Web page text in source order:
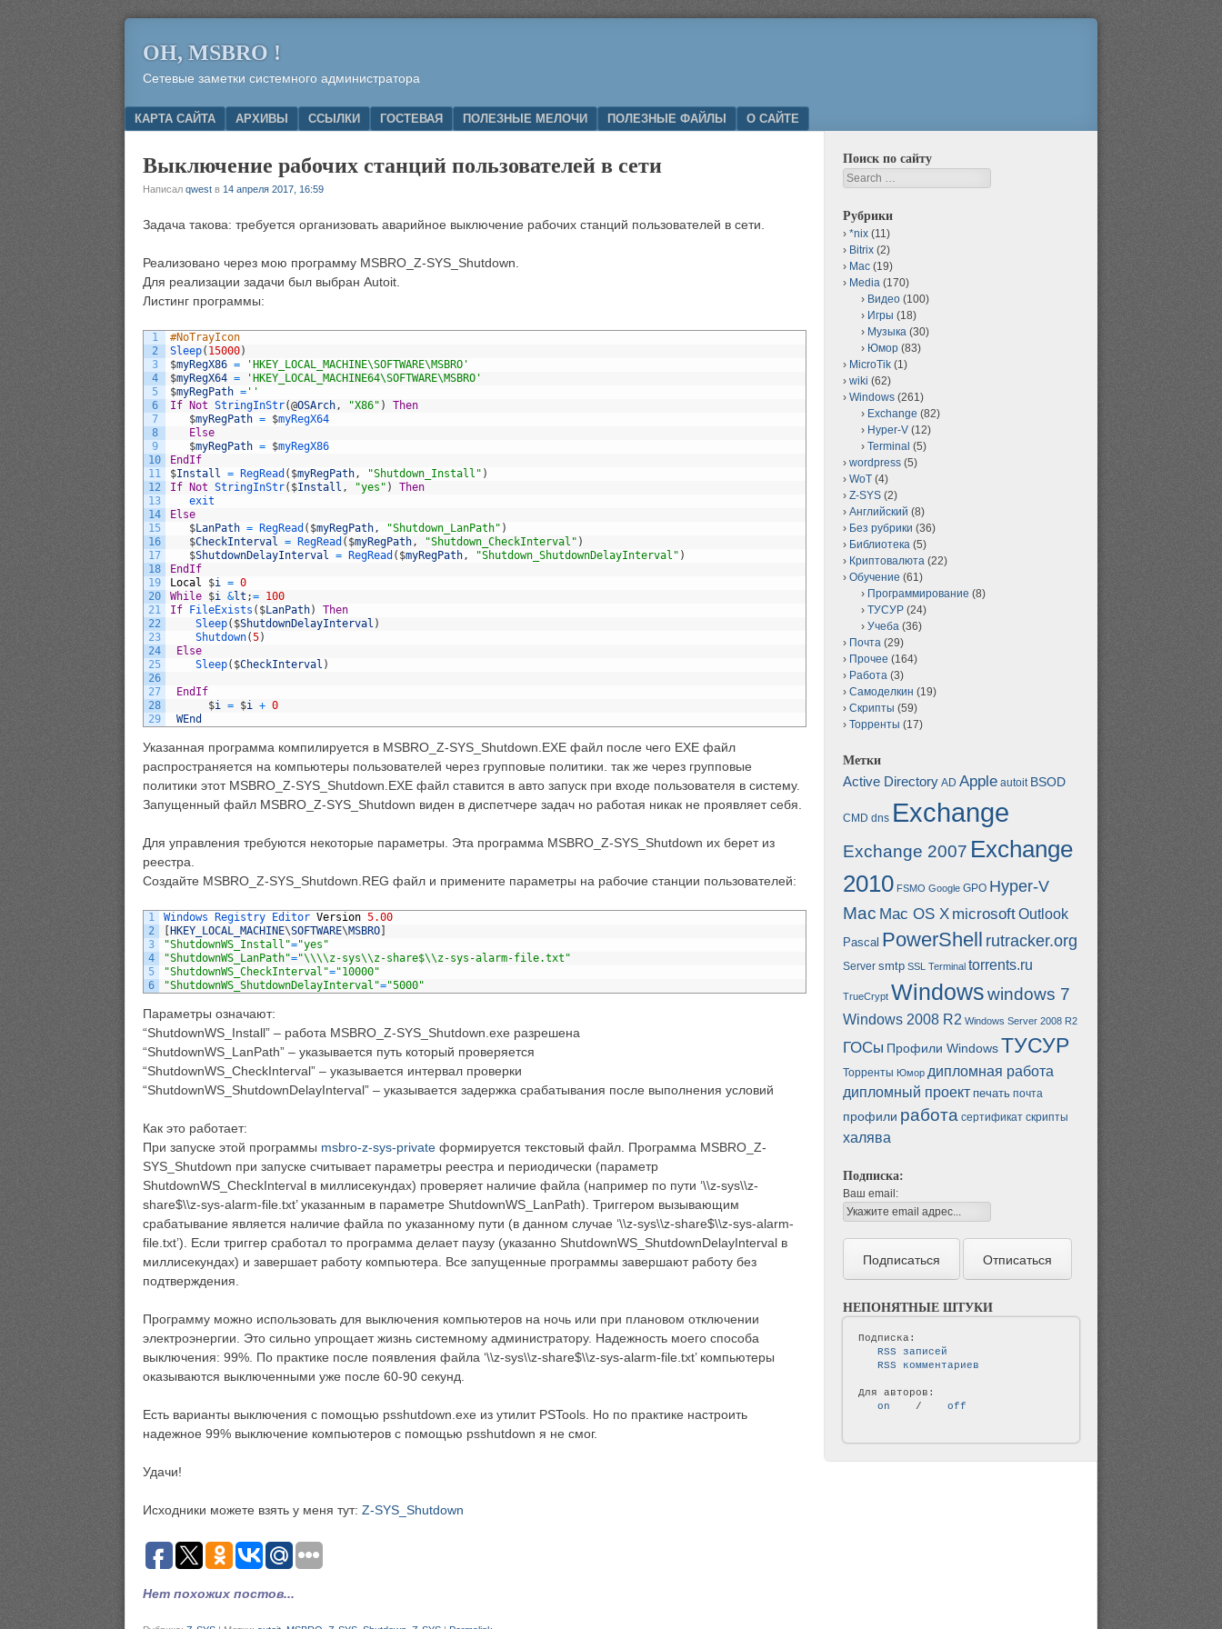
OH, MSBRO !
Сетевые заметки системного администратора
Menu
SKIP TO CONTENT
КАРТА САЙТА АРХИВЫ ССЫЛКИ ГОСТЕВАЯ ПОЛЕЗНЫЕ МЕЛОЧИ ПОЛЕЗНЫЕ ФАЙЛЫ О САЙТЕ
Выключение рабочих станций пользователей в сети
Написал qwest в 14 апреля 2017, 16:59
Задача такова: требуется организовать аварийное выключение рабочих станций пользователей в сети.
Реализовано через мою программу MSBRO_Z-SYS_Shutdown.
Для реализации задачи был выбран Autoit.
Листинг программы:
1
2
3
4
5
6
7
8
9
10
11
12
13
14
15
16
17
18
19
20
21
22
23
24
25
26
27
28
29
#NoTrayIcon
Sleep( 15000)
$myRegX86 =
'HKEY_LOCAL_MACHINE\SOFTWARE\MSBRO'
$myRegX64 =
'HKEY_LOCAL_MACHINE64\SOFTWARE\MSBRO'
$myRegPath = ''
If
Not StringInStr(@OSArch, "X86" )
Then
$myRegPath = $myRegX64
Else
$myRegPath = $myRegX86
EndIf
$Install = RegRead ( $myRegPath, "Shutdown_Install" )
If
Not StringInStr( $Install , "yes" )
Then
exit
Else
$LanPath = RegRead ( $myRegPath, "Shutdown_LanPath" )
$CheckInterval = RegRead ( $myRegPath, "Shutdown_CheckInterval" )
$ShutdownDelayInterval = RegRead ( $myRegPath, "Shutdown_ShutdownDelayInterval" )
EndIf
Local
$i = 0
While $i &lt ;= 100
If
FileExists ( $LanPath)
Then
Sleep( $ShutdownDelayInterval )
Shutdown(5)
Else
Sleep( $CheckInterval )
EndIf
$i = $i + 0
WEnd
Указанная программа компилируется в MSBRO_Z-SYS_Shutdown.EXE файл после чего EXE файл
распространяется на компьютеры пользователей через групповые политики. так же через групповые
политики этот MSBRO_Z-SYS_Shutdown.EXE файл ставится в авто запуск при входе пользователя в систему.
Запущенный файл MSBRO_Z-SYS_Shutdown виден в диспетчере задач но работая никак не проявляет себя.
Для управления требуются некоторые параметры. Эта программа MSBRO_Z-SYS_Shutdown их берет из
реестра.
Создайте MSBRO_Z-SYS_Shutdown.REG файл и примените параметры на рабочие станции пользователей:
1
2
3
4
5
6
Windows Registry Editor Version 5.00
HKEY_LOCAL_MACHINE\SOFTWARE\MSBRO
"ShutdownWS_Install"="yes"
"ShutdownWS_LanPath"="\\\\z-sys\\z-share$\\z-sys-alarm-file.txt"
"ShutdownWS_CheckInterval"="10000"
"ShutdownWS_ShutdownDelayInterval"="5000"
Параметры означают:
“ShutdownWS_Install” – работа MSBRO_Z-SYS_Shutdown.exe разрешена
“ShutdownWS_LanPath” – указывается путь который проверяется
“ShutdownWS_CheckInterval” – указывается интервал проверки
“ShutdownWS_ShutdownDelayInterval” – указывается задержка срабатывания после выполнения условий
Как это работает:
При запуске этой программы msbro-z-sys-private формируется текстовый файл. Программа MSBRO_Z-
SYS_Shutdown при запуске считывает параметры реестра и периодически (параметр
ShutdownWS_CheckInterval в миллисекундах) проверяет наличие файла (например по пути ‘\\z-sys\\z-
share$\\z-sys-alarm-file.txt’ указанным в параметре ShutdownWS_LanPath). Триггером вызывающим
срабатывание является наличие файла по указанному пути (в данном случае ‘\\z-sys\\z-share$\\z-sys-alarm-
file.txt’). Если триггер сработал то программа делает паузу (указанно ShutdownWS_ShutdownDelayInterval в
миллисекундах) и завершает работу компьютера. Все запущенные программы завершают работу без
подтверждения.
Программу можно использовать для выключения компьютеров на ночь или при плановом отключении
электроэнергии. Это сильно упрощает жизнь системному администратору. Надежность моего способа
выключения: 99%. По практике после появления файла ‘\\z-sys\\z-share$\\z-sys-alarm-file.txt’ компьютеры
оказываются выключенными уже после 60-90 секунд.
Есть варианты выключения с помощью psshutdown.exe из утилит PSTools. Но по практике настроить
надежное 99% выключение компьютеров с помощью psshutdown я не смог.
Удачи!
Исходники можете взять у меня тут: Z-SYS_Shutdown
Нет похожих постов...
Поиск по сайту
Search
Рубрики
*nix (11)
Bitrix (2)
Mac (19)
Media (170)
Видео (100)
Игры (18)
Музыка (30)
Юмор (83)
MicroTik (1)
wiki (62)
Windows (261)
Exchange (82)
Hyper-V (12)
Terminal (5)
wordpress (5)
WoT (4)
Z-SYS (2)
Английский (8)
Без рубрики (36)
Библиотека (5)
Криптовалюта (22)
Обучение (61)
Программирование (8)
ТУСУР (24)
Учеба (36)
Почта (29)
Прочее (164)
Работа (3)
Самоделкин (19)
Скрипты (59)
Торренты (17)
Метки
Active Directory AD Apple autoit BSOD
CMD dns Exchange
Exchange 2007 Exchange
2010 FSMO Google GPO Hyper-V
Mac Mac OS X microsoftOutlook
Pascal PowerShell rutracker.org
Server smtp SSL Terminal torrents.ru
TrueCrypt Windowswindows 7
Windows 2008 R2 Windows Server 2008 R2
ГОСы Профили WindowsТУСУР
Торренты Юмор дипломная работа
дипломный проект печать почта
профили работа сертификат скрипты
халява
Подписка:
Ваш email:
НЕПОНЯТНЫЕ ШТУКИ
   RSS записей
   RSS комментариев
   on
/
   off